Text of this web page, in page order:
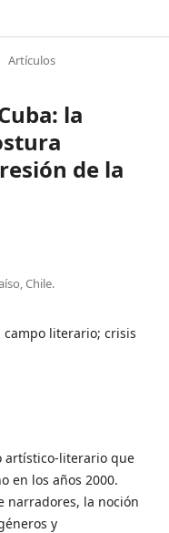
Artículos
la
de la
Chile.
literario; crisis
artístico-literario que
en los años 2000.
narradores, la noción
y